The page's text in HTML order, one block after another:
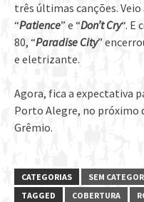
três últimas canções.
“Patience” e “Don’t Cry“. E
80, “Paradise City”
e eletrizante.
Agora, fica a expectativa
Porto Alegre, no próximo
Grêmio.
CATEGORIAS
SEM
TAGGED
COBERTURA